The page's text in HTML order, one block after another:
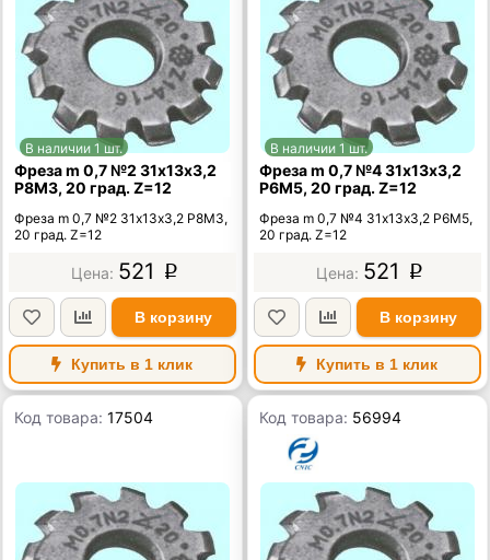
В наличии 1 шт.
Фреза m 0,7 №2 31х13х3,2
Р8М3, 20 град. Z=12
Фреза m 0,7 №2 31х13х3,2 Р8М3,
20 град. Z=12
521 p
В корзину
Купить в 1 клик
В наличии 1 шт.
Фреза m 0,7 №4 31х13х3,2
Р6М5, 20 град. Z=12
Фреза m 0,7 №4 31х13х3,2 Р6М5,
20 град. Z=12
521 p
В корзину
Купить в 1 клик
Код товара:17504 Код товара: 56994